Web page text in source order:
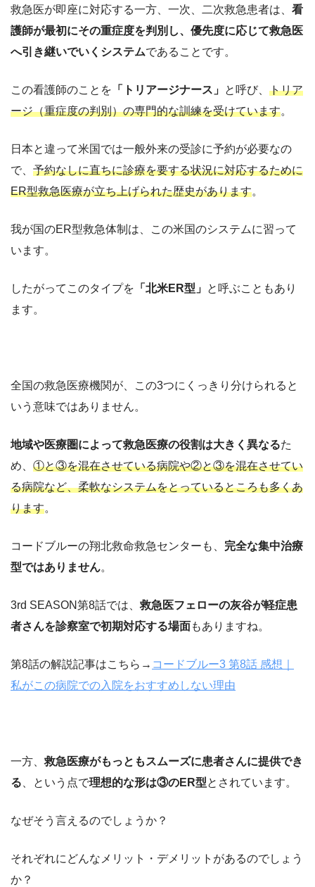
救急医が即座に対応する一方、一次、二次救急患者は、 看
護師が最初にその重症度を判別し、優先度に応じて救急医
へ引き継いでいくシステムであることです。
この看護師のことを 「トリアージナース」 と呼び、 トリア
ージ（重症度の判別）の専門的な訓練を受けています。
日本と違って米国では一般外来の受診に予約が必要なの
で、 予約なしに直ちに診療を要する状況に対応するために
ER型救急医療が立ち上げられた歴史があります。
我が国のER型救急体制は、この米国のシステムに習って
います。
したがってこのタイプを 「北米ER型」 と呼ぶこともあり
ます。
全国の救急医療機関が、この3つにくっきり分けられると
いう意味ではありません。
地域や医療圏によって救急医療の役割は大きく異なるた
め、 ①と③を混在させている病院や②と③を混在させてい
る病院など、柔軟なシステムをとっているところも多くあ
ります。
コードブルーの翔北救命救急センターも、 完全な集中治療
型ではありません。
3rd SEASON第8話では、救急医フェローの灰谷が軽症患
者さんを診察室で初期対応する場面もありますね。
第8話の解説記事はこちら→ コードブルー3 第8話 感想｜
私がこの病院での入院をおすすめしない理由
一方、救急医療がもっともスムーズに患者さんに提供でき
る、という点で理想的な形は③のER型とされています。
なぜそう言えるのでしょうか？
それぞれにどんなメリット・デメリットがあるのでしょう
か？